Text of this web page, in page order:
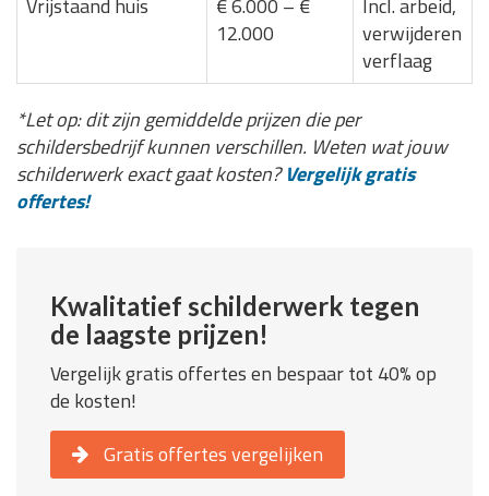
Vrijstaand huis
€ 6.000 – €
12.000
Incl. arbeid,
verwijderen
verflaag
*Let op: dit zijn gemiddelde prijzen die per
schildersbedrijf kunnen verschillen. Weten wat jouw
schilderwerk exact gaat kosten?Vergelijk gratis
offertes!
Kwalitatief schilderwerk tegen
de laagste prijzen!
Vergelijk gratis offertes en bespaar tot 40% op
de kosten!
Gratis offertes vergelijken